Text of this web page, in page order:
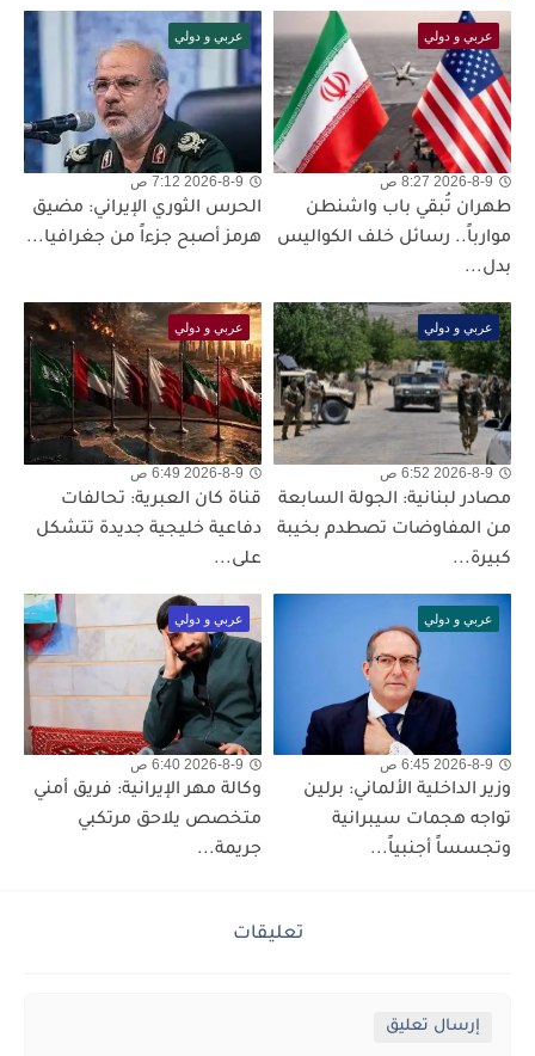
عربي و دولي
2026-8-9 8:27 ص
طهران تُبقي باب واشنطن
موارباً.. رسائل خلف الكواليس
بدل...
عربي و دولي
2026-8-9 7:12 ص
الحرس الثوري الإيراني: مضيق
هرمز أصبح جزءاً من جغرافيا...
عربي و دولي
2026-8-9 6:52 ص
مصادر لبنانية: الجولة السابعة
من المفاوضات تصطدم بخيبة
كبيرة...
عربي و دولي
2026-8-9 6:49 ص
قناة كان العبرية: تحالفات
دفاعية خليجية جديدة تتشكل
على...
عربي و دولي
2026-8-9 6:45 ص
وزير الداخلية الألماني: برلين
تواجه هجمات سيبرانية
وتجسساً أجنبياً...
عربي و دولي
2026-8-9 6:40 ص
وكالة مهر الإيرانية: فريق أمني
متخصص يلاحق مرتكبي
جريمة...
تعليقات
إرسال تعليق